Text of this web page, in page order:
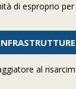
di esproprio
al